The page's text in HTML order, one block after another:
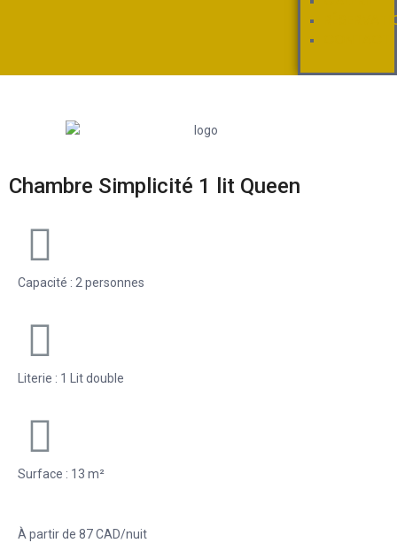
Chambre Simplicité 1 lit Queen
Capacité : 2 personnes
Literie : 1 Lit double
Surface : 13 m²
À partir de 87 CAD/nuit